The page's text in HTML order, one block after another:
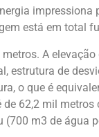
está em total
A
estrutura de
o que é
62,2 mil
m3 de